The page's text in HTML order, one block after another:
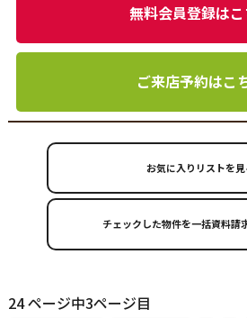
無料会員登録はこ
ご来店予約はこ
お気に入りリストを見
24 ページ中3ページ目